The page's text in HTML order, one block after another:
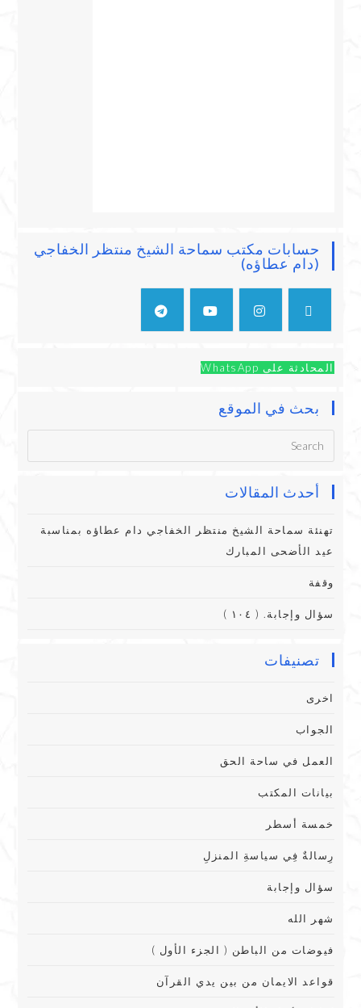
حسابات مكتب سماحة الشيخ منتظر الخفاجي
(دام عطاؤه)
المحادثة على WhatsApp
بحث في الموقع
أحدث المقالات
تهنئة سماحة الشيخ منتظر الخفاجي دام عطاؤه بمناسبة
عيد الأضحى المبارك
وقفة
سؤال وإجابة. ( ١٠٤ )
تصنيفات
اخرى
الجواب
العمل في ساحة الحق
بيانات المكتب
خمسة أسطر
رِسالةٌ فِي سياسةِ المنزلِ
سؤال وإجابة
شهر الله
فيوضات من الباطن ( الجزء الأول )
قواعد الايمان من بين يدي القرآن